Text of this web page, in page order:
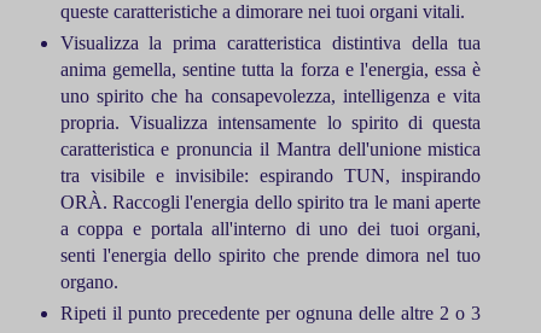
queste caratteristiche a dimorare nei tuoi organi vitali.
Visualizza la prima caratteristica distintiva della tua
anima gemella, sentine tutta la forza e l'energia, essa è
uno spirito che ha consapevolezza, intelligenza e vita
propria. Visualizza intensamente lo spirito di questa
caratteristica e pronuncia il Mantra dell'unione mistica
tra visibile e invisibile: espirando TUN, inspirando
ORÀ. Raccogli l'energia dello spirito tra le mani aperte
a coppa e portala all'interno di uno dei tuoi organi,
senti l'energia dello spirito che prende dimora nel tuo
organo.
Ripeti il punto precedente per ognuna delle altre 2 o 3